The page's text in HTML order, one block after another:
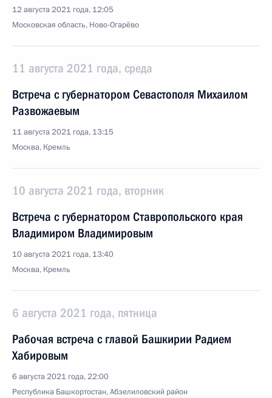
12 августа 2021 года, 12:05
Московская область, Ново-Огарёво
11 августа 2021 года, среда
Встреча с губернатором Севастополя Михаилом
Развожаевым
11 августа 2021 года, 13:15
Москва, Кремль
10 августа 2021 года, вторник
Встреча с губернатором Ставропольского края
Владимиром Владимировым
10 августа 2021 года, 13:40
Москва, Кремль
6 августа 2021 года, пятница
Рабочая встреча с главой Башкирии Радием
Хабировым
6 августа 2021 года, 22:00
Республика Башкортостан, Абзелиловский район